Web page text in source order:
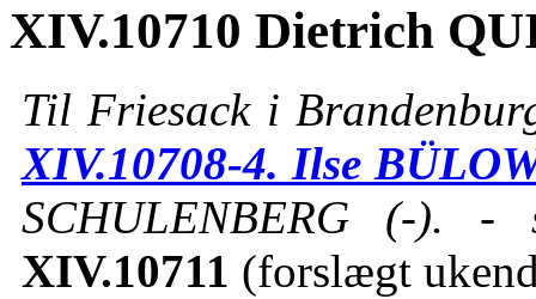
XIV.10710 Dietrich
Til Friesack i
XIV.10708-4. Ilse
SCHULENBERG (-).
XIV.10711 (forslægt